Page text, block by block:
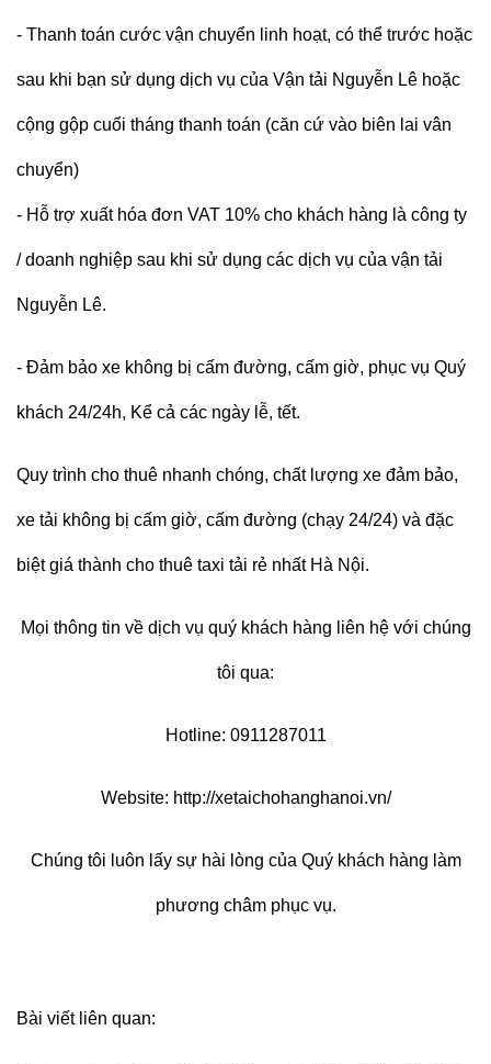
- Thanh toán cước vận chuyển linh hoạt, có thể trước hoặc
sau khi bạn sử dụng dịch vụ của Vận tải Nguyễn Lê hoặc
cộng gộp cuối tháng thanh toán (căn cứ vào biên lai vân
chuyển)
- Hỗ trợ xuất hóa đơn VAT 10% cho khách hàng là công ty
/ doanh nghiệp sau khi sử dụng các dịch vụ của vận tải
Nguyễn Lê.
- Đảm bảo xe không bị cấm đường, cấm giờ, phục vụ Quý
khách 24/24h, Kể cả các ngày lễ, tết.
Quy trình cho thuê nhanh chóng, chất lượng xe đảm bảo,
xe tải không bị cấm giờ, cấm đường (chạy 24/24) và đặc
biệt giá thành cho thuê taxi tải rẻ nhất Hà Nội.
Mọi thông tin về dịch vụ quý khách hàng liên hệ với chúng
tôi qua:
Hotline: 0911287011
Website: http://xetaichohanghanoi.vn/
Chúng tôi luôn lấy sự hài lòng của Quý khách hàng làm
phương châm phục vụ.
Bài viết liên quan: